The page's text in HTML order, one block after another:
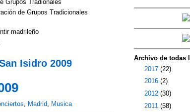
Grupos Tradionales
de Grupos Tradicionales
madrileño
Isidro 2009
Madrid Musica
Archivo de todas
2017 (22)
2016 (2)
2012 (30)
2011 (58)